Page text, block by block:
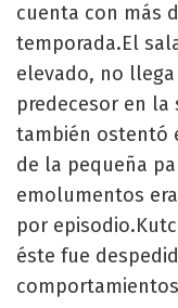
cuenta con más
temporada.El
elevado, no
predecesor en la
también ostentó
de la pequeña
emolumentos
por
éste fue